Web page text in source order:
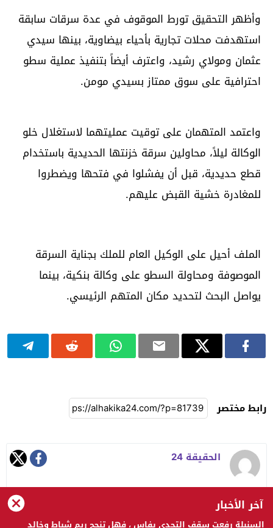
وأظهر التحقيق تورط الموقوف في عدة سرقات سابقة
استهدفت محلات تجارية بأحياء بيضاوية، بينها سيدي
عثمان ومولاي رشيد، واعترف أيضاً بتنفيذ عملية سطو
احترافية على سوق ممتاز بسيدي مومن.
واعتمد المتهمان على توقيت عمليتهما لاستغلال خلو
الوكالة ليلاً، محاولين سرقة خزنتها الحديدية باستخدام
قطع حديدية، قبل أن يفشلوا في فتحها ويضطروا
للمغادرة خشية القبض عليهم.
الملف أحيل على الوكيل العام للملك بجناية السرقة
الموصوفة ومحاولة السطو على وكالة بنكية، بينما
يواصل البحث لتحديد مكان المتهم الرئيسي.
رابط مختصر
الحقيقة 24
آخر الأخبار
السنبلة رفعت سقف التحدي بفاس ، فهل تنجح ريم شباط وخالد